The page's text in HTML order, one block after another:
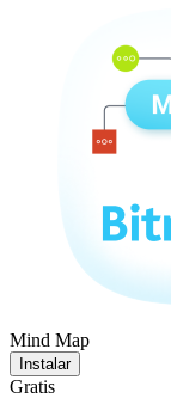
Mind Map
Instalar
Gratis